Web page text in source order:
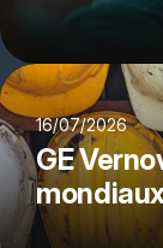
16/07/2026
GE